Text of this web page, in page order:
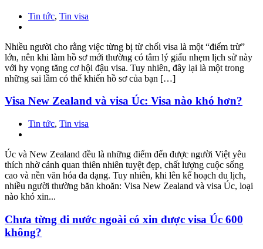
Tin tức, Tin visa
Nhiều người cho rằng việc từng bị từ chối visa là một “điểm trừ”
lớn, nên khi làm hồ sơ mới thường có tâm lý giấu nhẹm lịch sử này
với hy vọng tăng cơ hội đậu visa. Tuy nhiên, đây lại là một trong
những sai lầm có thể khiến hồ sơ của bạn […]
Visa New Zealand và visa Úc: Visa nào khó hơn?
Tin tức, Tin visa
Úc và New Zealand đều là những điểm đến được người Việt yêu
thích nhờ cảnh quan thiên nhiên tuyệt đẹp, chất lượng cuộc sống
cao và nền văn hóa đa dạng. Tuy nhiên, khi lên kế hoạch du lịch,
nhiều người thường băn khoăn: Visa New Zealand và visa Úc, loại
nào khó xin...
Chưa từng đi nước ngoài có xin được visa Úc 600
không?